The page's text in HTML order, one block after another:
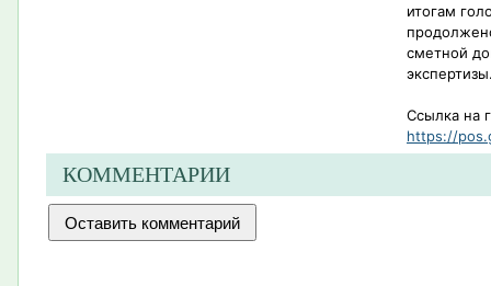
итогам
сметной
Ссылка на
https://
КОММЕНТАРИИ